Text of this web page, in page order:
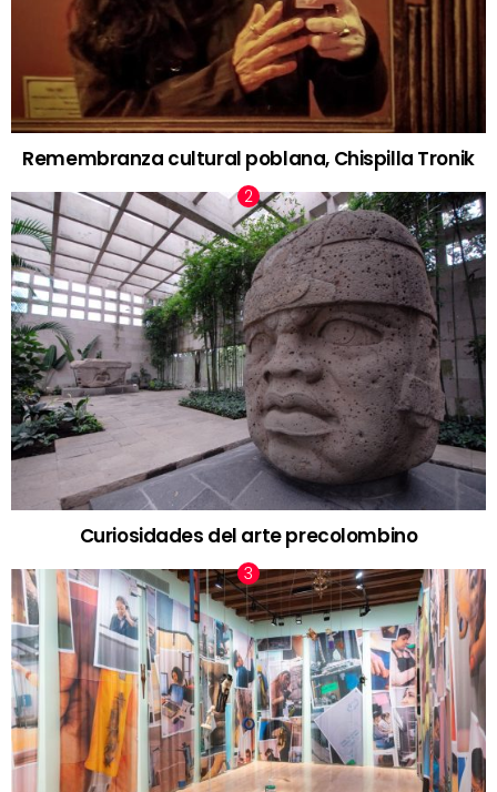
Remembranza cultural poblana, Chispilla Tronik
Curiosidades del arte precolombino